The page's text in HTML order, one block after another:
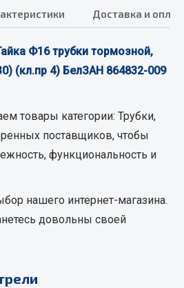
ещё
Доставка и
Ф16 трубки тормозной,
(кл.пр 4) БелЗАН 864832-009
товары категории: Трубки,
поставщиков, чтобы
функциональность и
нашего интернет-магазина.
довольны своей